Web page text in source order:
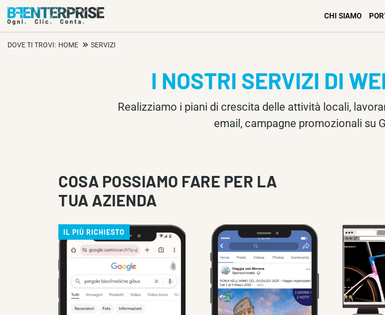
CHI SIAMO
DOVE TI TROVI: HOME SERVIZI
I NOSTRI SERVIZI DI
Realizziamo i piani di crescita delle attività locali,
email, campagne promozionali su
COSA POSSIAMO FARE PER LA
TUA AZIENDA
IL PIÙ RICHIESTO